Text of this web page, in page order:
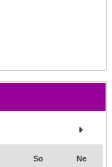
So Ne